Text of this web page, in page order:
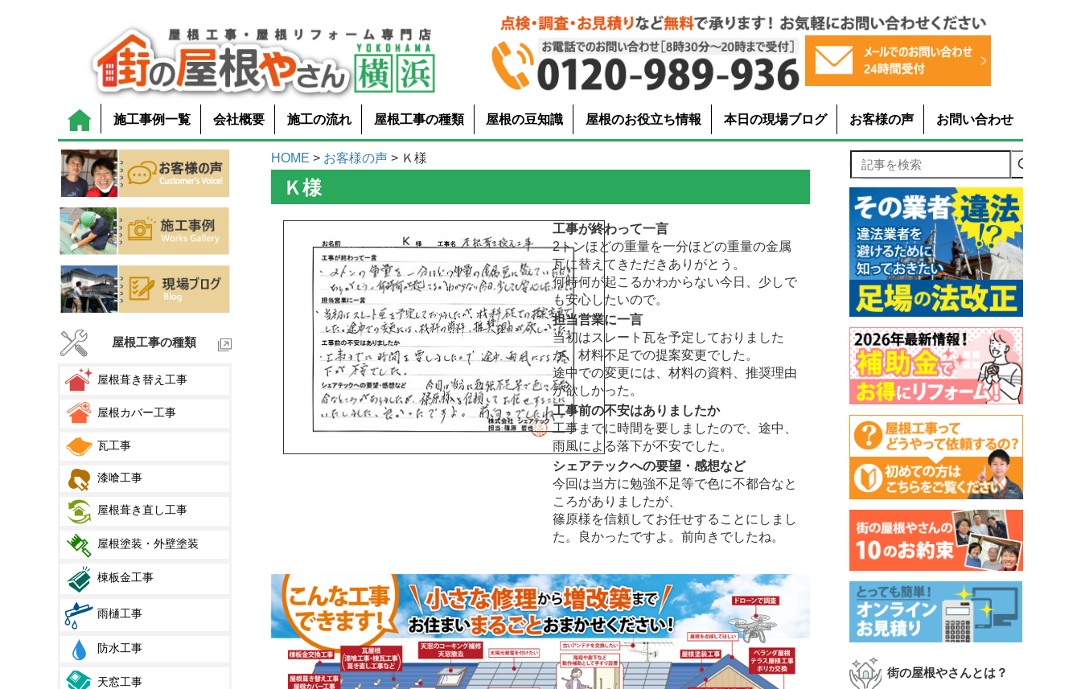
施工事例一覧 会社概要 施工の流れ 屋根工事の種類 屋根の豆知識 屋根のお役立ち情報 本日の現場ブログ お客様の声 お問い合わせ
屋根工事の種類
屋根葺き替え工事
屋根カバー工事
瓦工事
漆喰工事
屋根葺き直し工事
屋根塗装・外壁塗装
棟板金工事
雨樋工事
防水工事
天窓工事
HOME > お客様の声 > Ｋ様
Ｋ様
工事が終わって一言
2トンほどの重量を一分ほどの重量の金属
瓦に替えてきただきありがとう。
何時何が起こるかわからない今日、少しで
も安心したいので。
担当営業に一言
当初はスレート瓦を予定しておりました
が、材料不足での提案変更でした。
途中での変更には、材料の資料、推奨理由
が欲しかった。
工事前の不安はありましたか
工事までに時間を要しましたので、途中、
雨風による落下が不安でした。
シェアテックへの要望・感想など
今回は当方に勉強不足等で色に不都合なと
ころがありましたが、
篠原様を信頼してお任せすることにしまし
た。良かったですよ。前向きでしたね。
記事を検索
街の屋根やさんとは？